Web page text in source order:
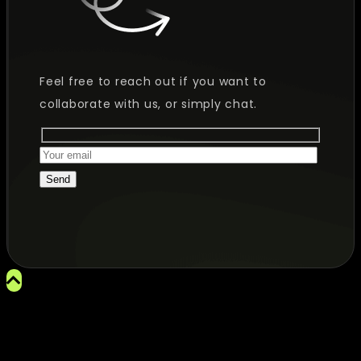
Feel free to reach out if you want to
collaborate with us, or simply chat.
Send